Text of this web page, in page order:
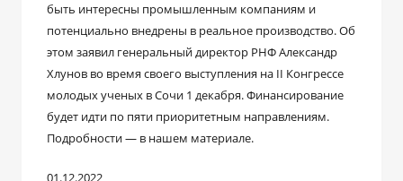
быть интересны промышленным компаниям и
потенциально внедрены в реальное производство. Об
этом заявил генеральный директор РНФ Александр
Хлунов во время своего выступления на II Конгрессе
молодых ученых в Сочи 1 декабря. Финансирование
будет идти по пяти приоритетным направлениям.
Подробности ― в нашем материале.
01.12.2022